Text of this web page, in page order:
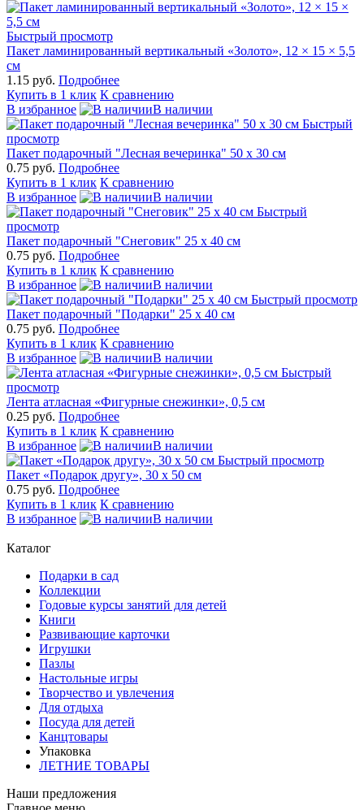
Быстрый просмотр
Пакет ламинированный вертикальный «Золото», 12 × 15 × 5,5
см
1.15 руб. Подробнее
Купить в 1 клик К сравнению
В избранное
В наличии
Быстрый
просмотр
Пакет подарочный "Лесная вечеринка" 50 х 30 см
0.75 руб. Подробнее
Купить в 1 клик К сравнению
В избранное
В наличии
Быстрый
просмотр
Пакет подарочный "Снеговик" 25 х 40 см
0.75 руб. Подробнее
Купить в 1 клик К сравнению
В избранное
В наличии
Быстрый просмотр
Пакет подарочный "Подарки" 25 х 40 см
0.75 руб. Подробнее
Купить в 1 клик К сравнению
В избранное
В наличии
Быстрый
просмотр
Лента атласная «Фигурные снежинки», 0,5 см
0.25 руб. Подробнее
Купить в 1 клик К сравнению
В избранное
В наличии
Быстрый просмотр
Пакет «Подарок другу», 30 х 50 см
0.75 руб. Подробнее
Купить в 1 клик К сравнению
В избранное
В наличии
Каталог
Подарки в сад
Коллекции
Годовые курсы занятий для детей
Книги
Развивающие карточки
Игрушки
Пазлы
Настольные игры
Творчество и увлечения
Для отдыха
Посуда для детей
Канцтовары
Упаковка
ЛЕТНИЕ ТОВАРЫ
Наши предложения